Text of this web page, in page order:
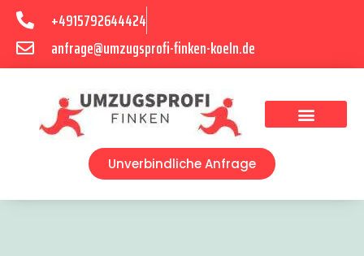
+4915792644424
anfrage@umzugsprofi-finken-koeln.de
Unverbindliche Anfrage